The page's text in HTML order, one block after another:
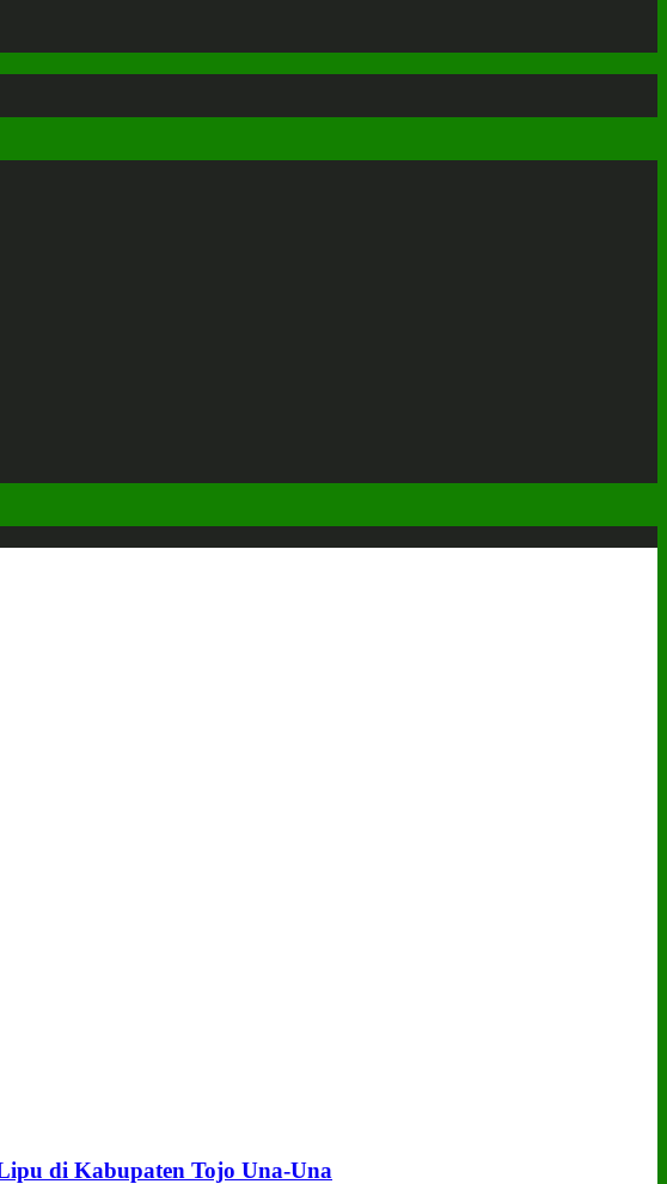
di Kabupaten Tojo Una‑Una